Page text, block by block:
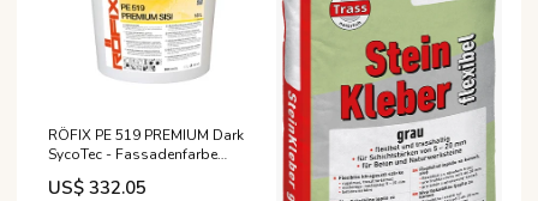
RÖFIX PE 519 PREMIUM Dark
SycoTec - Fassadenfarbe
FARBIG Größe:15 Liter
US$ 332.05